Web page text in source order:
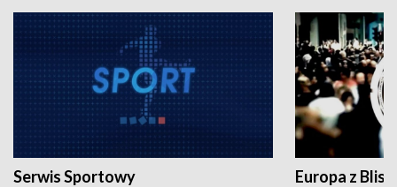
Serwis Sportowy Europa z